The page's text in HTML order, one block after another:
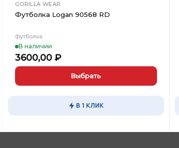
GORILLA WEAR
Футболка Logan 90568 RD
Футболка
В наличии
3600,00 ₽
Выбрать
вариаций.
В 1 КЛИК